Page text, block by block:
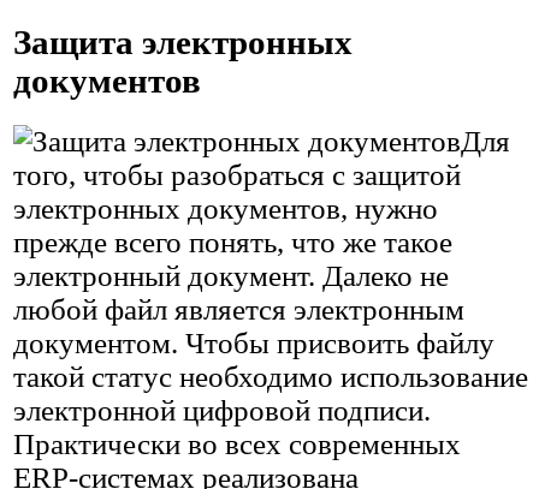
Защита электронных
документов
Для
того, чтобы разобраться с защитой
электронных документов, нужно
прежде всего понять, что же такое
электронный документ. Далеко не
любой файл является электронным
документом. Чтобы присвоить файлу
такой статус необходимо использование
электронной цифровой подписи.
Практически во всех современных
ERP-системах реализована